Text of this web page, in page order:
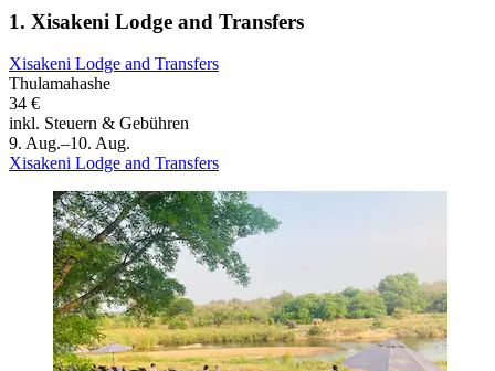
1. Xisakeni Lodge and Transfers
Xisakeni Lodge and Transfers
Thulamahashe
34 €
inkl. Steuern & Gebühren
9. Aug.–10. Aug.
Xisakeni Lodge and Transfers